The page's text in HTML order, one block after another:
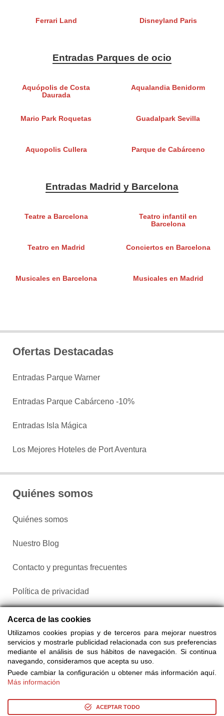
Ferrari Land Disneyland Paris
Entradas Parques de ocio
Aquópolis de Costa
Daurada
Aqualandia Benidorm
Mario Park Roquetas Guadalpark Sevilla
Aquopolis Cullera Parque de Cabárceno
Entradas Madrid y Barcelona
Teatre a Barcelona
Teatro infantil en
Barcelona
Teatro en Madrid Conciertos en Barcelona
Musicales en Barcelona Musicales en Madrid
Ofertas Destacadas
Entradas Parque Warner
Entradas Parque Cabárceno -10%
Entradas Isla Mágica
Los Mejores Hoteles de Port Aventura
Quiénes somos
Quiénes somos
Nuestro Blog
Contacto y preguntas frecuentes
Política de privacidad
Configurar cookies
de 25 proveedores
Acerca de las cookies
Utilizamos cookies propias y de terceros para mejorar nuestros
servicios y mostrarle publicidad relacionada con sus preferencias
mediante el análisis de sus hábitos de navegación. Si continua
navegando, consideramos que acepta su uso.
Puede cambiar la configuración u obtener más información aquí.
Más información
ACEPTAR TODO